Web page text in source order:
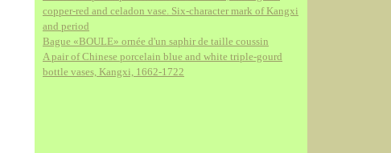
copper-red and celadon vase. Six-character mark of Kangxi
and period
Bague «BOULE» ornée d'un saphir de taille coussin
A pair of Chinese porcelain blue and white triple-gourd
bottle vases, Kangxi, 1662-1722